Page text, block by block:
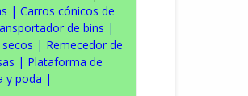
| Carros cónicos de
de bins |
| Remecedor de
| Plataforma de
y poda |